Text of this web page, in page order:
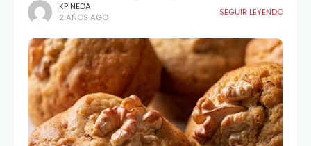
KPINEDA
2 AÑOS AGO
SEGUIR LEYENDO